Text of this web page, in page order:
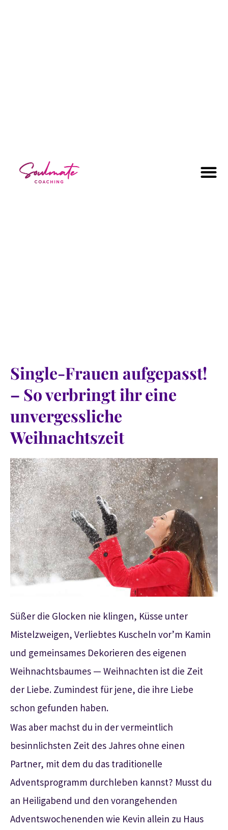
Single-Frauen aufgepasst!
– So verbringt ihr eine
unvergessliche
Weihnachtszeit
Süßer die Glocken nie klingen, Küsse unter
Mistelzweigen, Verliebtes Kuscheln vor’m Kamin
und gemeinsames Dekorieren des eigenen
Weihnachtsbaumes — Weihnachten ist die Zeit
der Liebe. Zumindest für jene, die ihre Liebe
schon gefunden haben.
Was aber machst du in der vermeintlich
besinnlichsten Zeit des Jahres ohne einen
Partner, mit dem du das traditionelle
Adventsprogramm durchleben kannst? Musst du
an Heiligabend und den vorangehenden
Adventswochenenden wie Kevin allein zu Haus